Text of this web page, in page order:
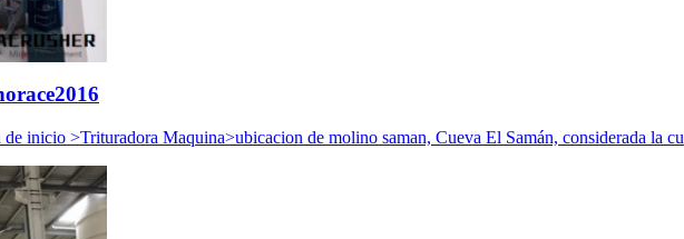
inicio >Trituradora Maquina>ubicacion de molino saman, Cueva El Samán, considerada la